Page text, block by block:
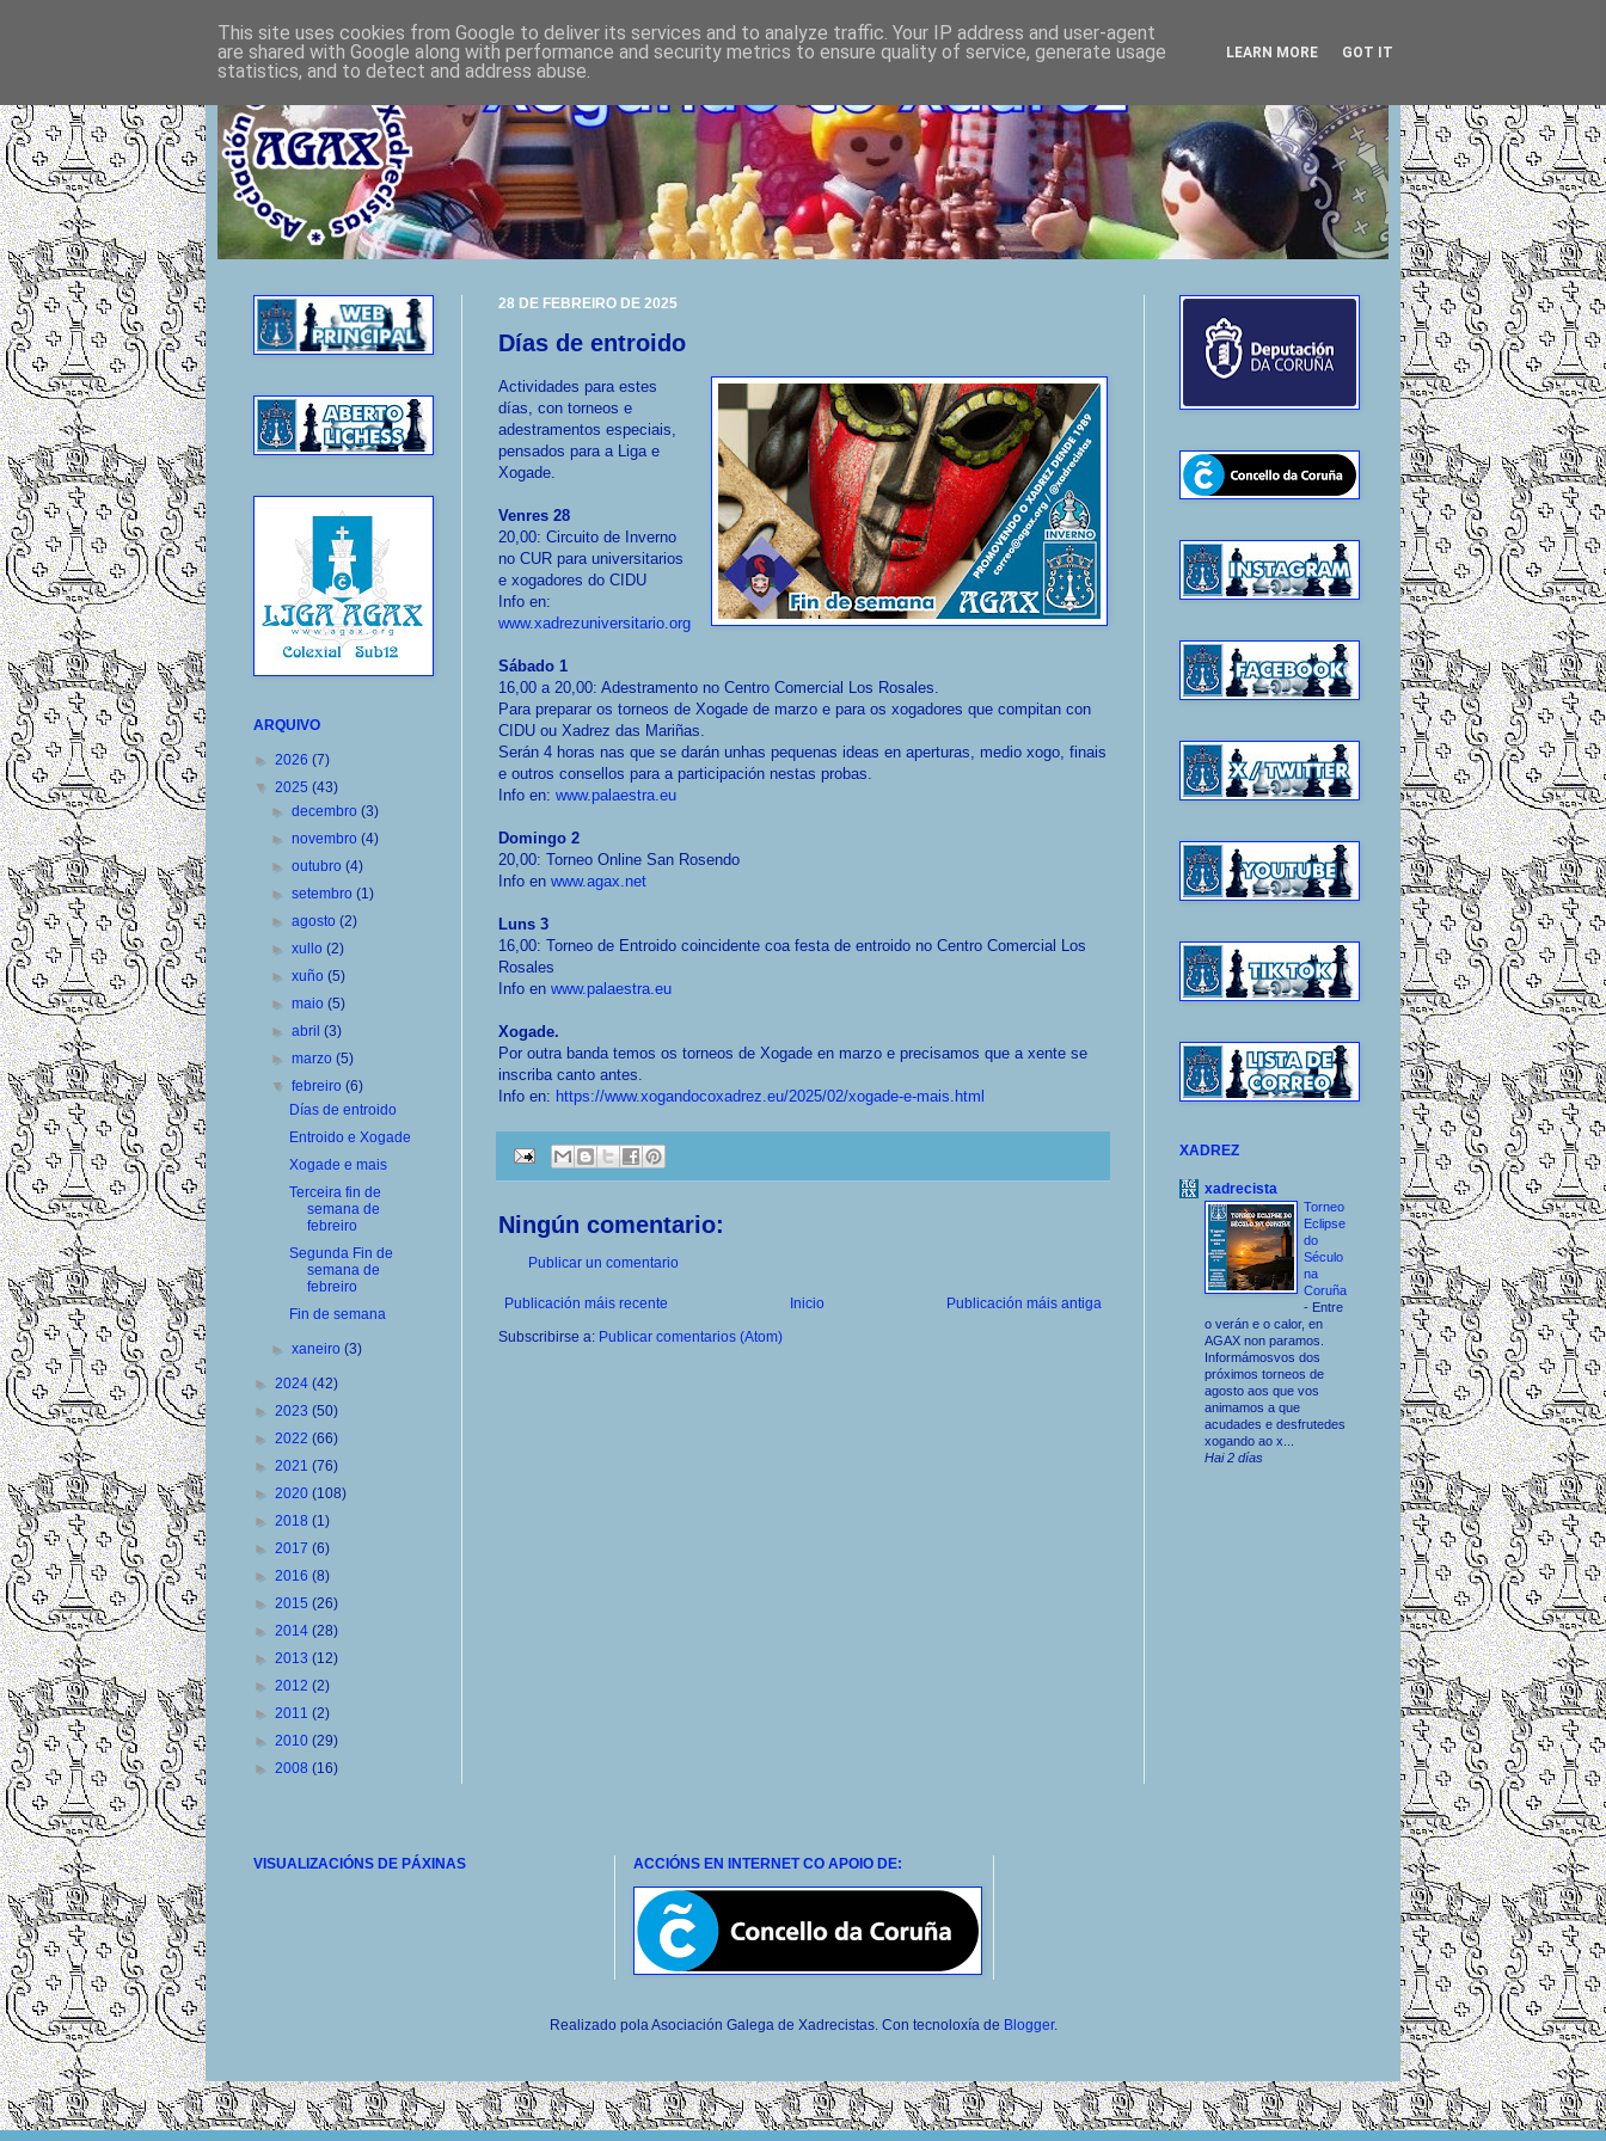
28 DE FEBREIRO DE 2025
Días de entroido
Actividades para estes
días, con torneos e
adestramentos especiais,
pensados para a Liga e
Xogade.
Venres 28
20,00: Circuito de Inverno
no CUR para universitarios
e xogadores do CIDU
Info en:
www.xadrezuniversitario.org
Sábado 1
16,00 a 20,00: Adestramento no Centro Comercial Los Rosales.
Para preparar os torneos de Xogade de marzo e para os xogadores que compitan con
CIDU ou Xadrez das Mariñas.
Serán 4 horas nas que se darán unhas pequenas ideas en aperturas, medio xogo, finais
e outros consellos para a participación nestas probas.
Info en: www.palaestra.eu
Domingo 2
20,00: Torneo Online San Rosendo
Info en www.agax.net
Luns 3
16,00: Torneo de Entroido coincidente coa festa de entroido no Centro Comercial Los
Rosales
Info en www.palaestra.eu
Xogade.
Por outra banda temos os torneos de Xogade en marzo e precisamos que a xente se
inscriba canto antes.
Info en: https://www.xogandocoxadrez.eu/2025/02/xogade-e-mais.html
Ningún comentario:
Publicar un comentario
Publicación máis recente Publicación máis antiga
Inicio
Subscribirse a: Publicar comentarios (Atom)
ARQUIVO
► 2026 (7)
▼ 2025 (43)
►decembro(3)
►novembro(4)
►outubro(4)
►setembro(1)
►agosto(2)
►xullo(2)
►xuño(5)
►maio(5)
►abril(3)
►marzo(5)
▼febreiro(6)
Días de entroido
Entroido e Xogade
Xogade e mais
Terceira fin de
semana de
febreiro
Segunda Fin de
semana de
febreiro
Fin de semana
►xaneiro(3)
► 2024 (42)
► 2023 (50)
► 2022 (66)
► 2021 (76)
► 2020 (108)
► 2018 (1)
► 2017 (6)
► 2016 (8)
► 2015 (26)
► 2014 (28)
► 2013 (12)
► 2012 (2)
► 2011 (2)
► 2010 (29)
► 2008 (16)
XADREZ
xadrecista
Torneo
Eclipse
do
Século
na
Coruña
- Entre
o verán e o calor, en
AGAX non paramos.
Informámosvos dos
próximos torneos de
agosto aos que vos
animamos a que
acudades e desfrutedes
xogando ao x...
Hai 2 días
VISUALIZACIÓNS DE PÁXINAS ACCIÓNS EN INTERNET CO APOIO DE:
Realizado pola Asociación Galega de Xadrecistas. Con tecnoloxía de Blogger.
This site uses cookies from Google to deliver its services and to analyze traffic. Your IP address and user-agent
are shared with Google along with performance and security metrics to ensure quality of service, generate usage
statistics, and to detect and address abuse.
LEARN MORE GOT IT